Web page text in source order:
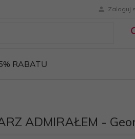
Zaloguj
RABATU
ADMIRAŁEM -